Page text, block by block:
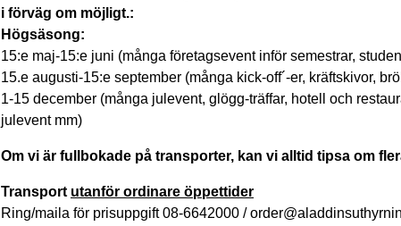
i förväg om möjligt.:
Högsäsong:
15:e maj-15:e juni (många företagsevent inför semestrar,
15.e augusti-15:e september (många kick-off´-er, kräftskivor,
1-15 december (många julevent, glögg-träffar, hotell och
julevent mm)
Om vi är fullbokade på transporter, kan vi alltid tipsa om
Transport utanför ordinare öppettider
Ring/maila för prisuppgift 08-6642000 /